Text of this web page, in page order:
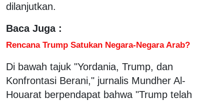
dilanjutkan.
Baca Juga :
Rencana Trump Satukan Negara-Negara Arab?
Di bawah tajuk "Yordania, Trump, dan
Konfrontasi Berani," jurnalis Mundher Al-
Houarat berpendapat bahwa "Trump telah